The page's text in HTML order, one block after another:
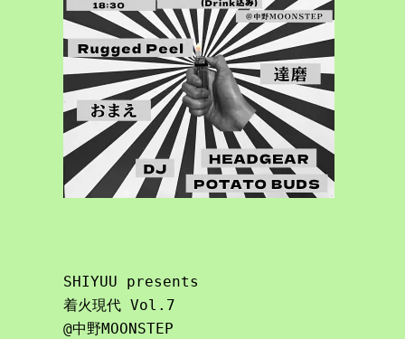
SHIYUU presents
着火現代 Vol.7
@中野MOONSTEP